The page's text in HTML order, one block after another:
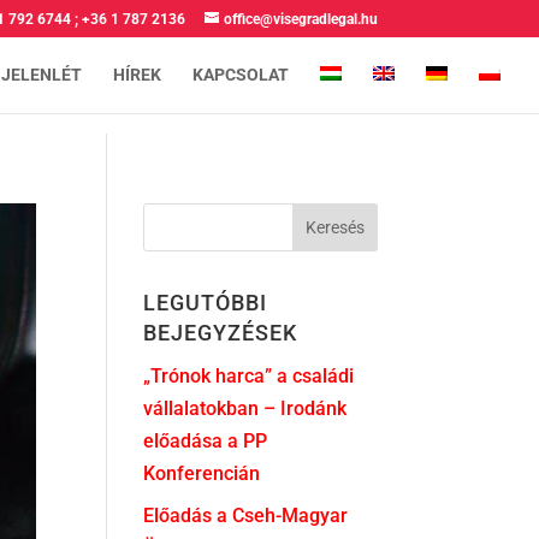
792 6744; +36 1 787 2136 office@visegradlegal.hu
HÍREK KAPCSOLAT
LEGUTÓBBI
BEJEGYZÉSEK
„Trónok harca” a családi
vállalatokban – Irodánk
előadása a PP
Konferencián
Előadás a Cseh-Magyar